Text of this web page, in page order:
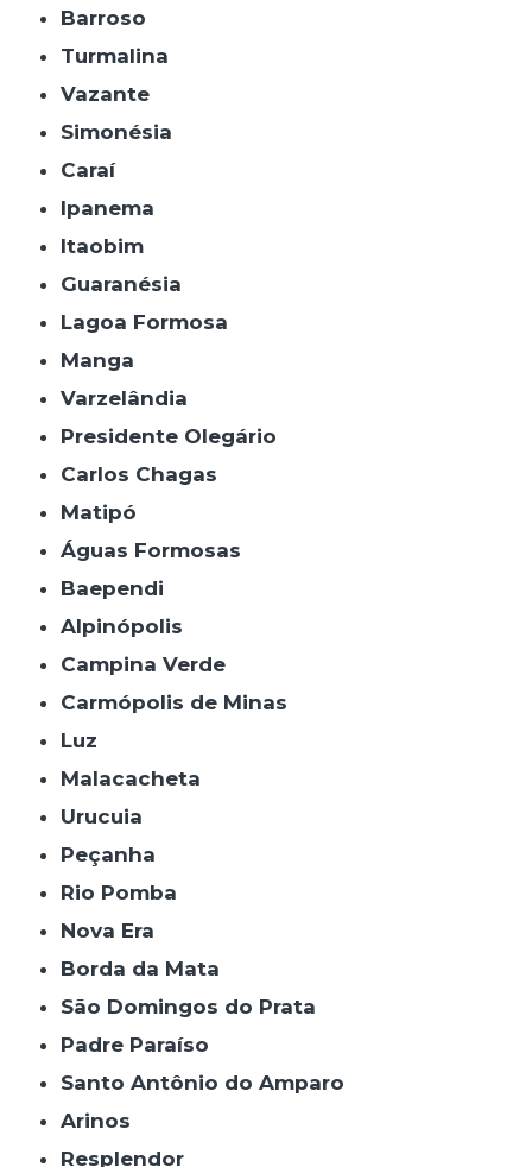
Barroso
Turmalina
Vazante
Simonésia
Caraí
Ipanema
Itaobim
Guaranésia
Lagoa Formosa
Manga
Varzelândia
Presidente Olegário
Carlos Chagas
Matipó
Águas Formosas
Baependi
Alpinópolis
Campina Verde
Carmópolis de Minas
Luz
Malacacheta
Urucuia
Peçanha
Rio Pomba
Nova Era
Borda da Mata
São Domingos do Prata
Padre Paraíso
Santo Antônio do Amparo
Arinos
Resplendor